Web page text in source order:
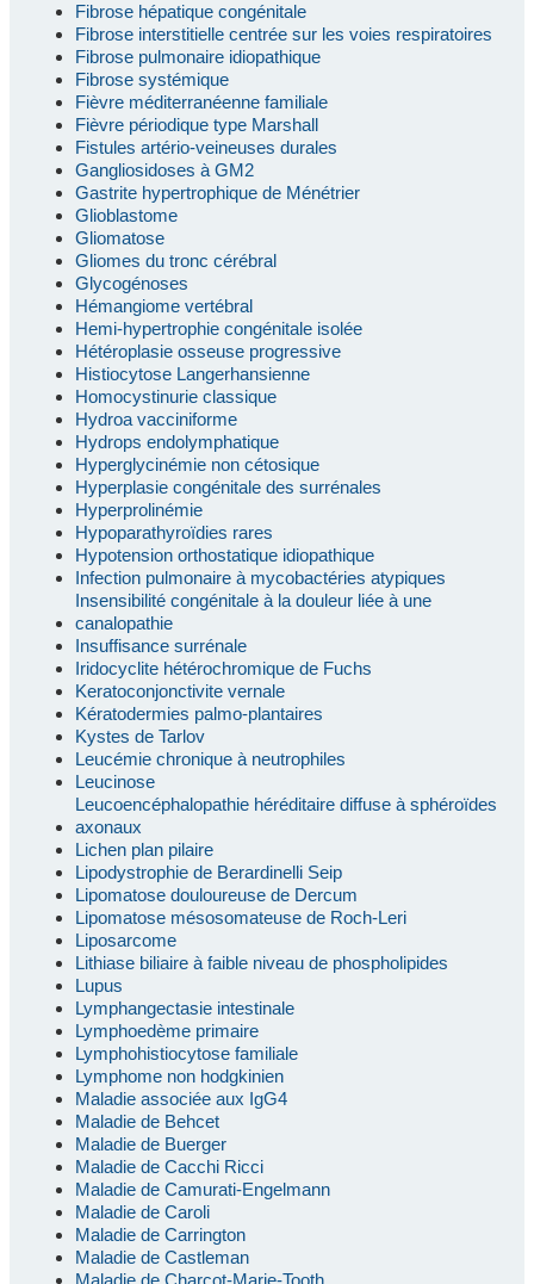
Fibrose hépatique congénitale
Fibrose interstitielle centrée sur les voies respiratoires
Fibrose pulmonaire idiopathique
Fibrose systémique
Fièvre méditerranéenne familiale
Fièvre périodique type Marshall
Fistules artério-veineuses durales
Gangliosidoses à GM2
Gastrite hypertrophique de Ménétrier
Glioblastome
Gliomatose
Gliomes du tronc cérébral
Glycogénoses
Hémangiome vertébral
Hemi-hypertrophie congénitale isolée
Hétéroplasie osseuse progressive
Histiocytose Langerhansienne
Homocystinurie classique
Hydroa vacciniforme
Hydrops endolymphatique
Hyperglycinémie non cétosique
Hyperplasie congénitale des surrénales
Hyperprolinémie
Hypoparathyroïdies rares
Hypotension orthostatique idiopathique
Infection pulmonaire à mycobactéries atypiques
Insensibilité congénitale à la douleur liée à une
canalopathie
Insuffisance surrénale
Iridocyclite hétérochromique de Fuchs
Keratoconjonctivite vernale
Kératodermies palmo-plantaires
Kystes de Tarlov
Leucémie chronique à neutrophiles
Leucinose
Leucoencéphalopathie héréditaire diffuse à sphéroïdes
axonaux
Lichen plan pilaire
Lipodystrophie de Berardinelli Seip
Lipomatose douloureuse de Dercum
Lipomatose mésosomateuse de Roch-Leri
Liposarcome
Lithiase biliaire à faible niveau de phospholipides
Lupus
Lymphangectasie intestinale
Lymphoedème primaire
Lymphohistiocytose familiale
Lymphome non hodgkinien
Maladie associée aux IgG4
Maladie de Behcet
Maladie de Buerger
Maladie de Cacchi Ricci
Maladie de Camurati-Engelmann
Maladie de Caroli
Maladie de Carrington
Maladie de Castleman
Maladie de Charcot-Marie-Tooth